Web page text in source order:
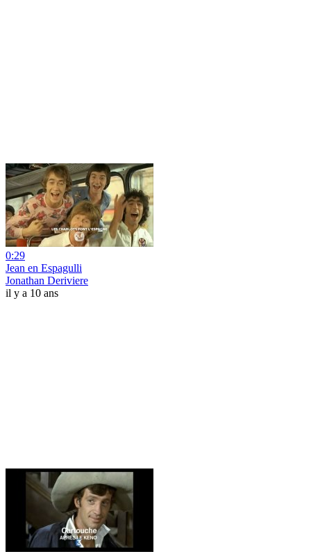
0:29
Jean en Espagulli
Jonathan Deriviere
il y a 10 ans